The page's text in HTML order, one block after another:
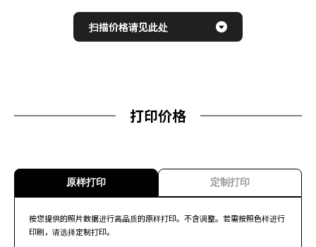
扫描价格请见此处
打印价格
原样打印 定制打印
按您提供的照片数据进行高品质的原样打印。不含调整。若需按照色样进行
印刷，请选择定制打印。